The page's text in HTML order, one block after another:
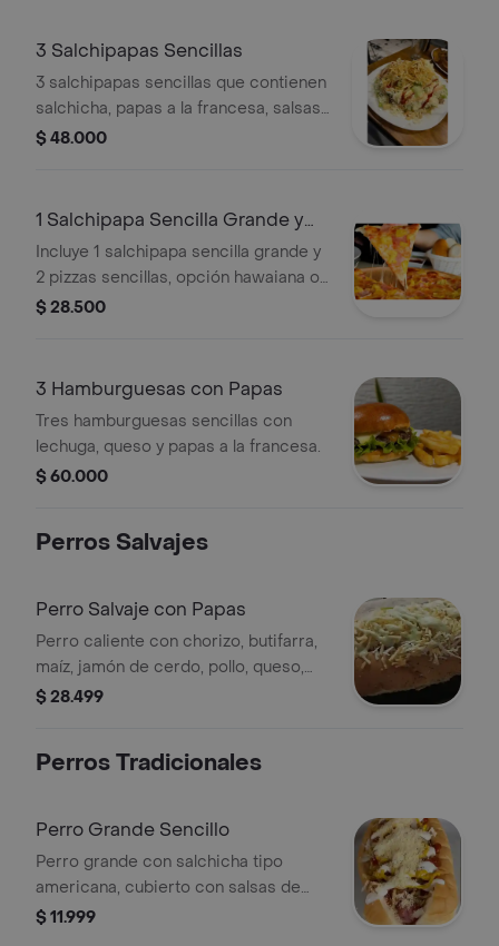
3 Salchipapas Sencillas
3 salchipapas sencillas que contienen
salchicha, papas a la francesa, salsas
de la casa, lechuga, papa chongo y
$ 48.000
1 Salchipapa Sencilla Grande y
Dos Pizza
Incluye 1 salchipapa sencilla grande y
2 pizzas sencillas, opción hawaiana o
sencilla.
$ 28.500
3 Hamburguesas con Papas
Tres hamburguesas sencillas con
lechuga, queso y papas a la francesa.
$ 60.000
Perros Salvajes
Perro Salvaje con Papas
Perro caliente con chorizo, butifarra,
maíz, jamón de cerdo, pollo, queso,
verduras y papas.
$ 28.499
Perros Tradicionales
Perro Grande Sencillo
Perro grande con salchicha tipo
americana, cubierto con salsas de
tomate, mostaza y mayonesa, y
$ 11.999